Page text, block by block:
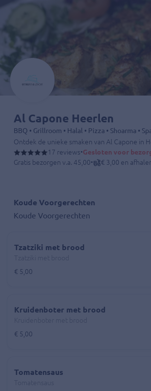
Al Capone Heerlen
Ontdek de unieke smaken van Al Capone in
17 reviews•Gesloten voor
Gratis bezorgen v.a. 45,00• € 3,00 en
Koude Voorgerechten
Koude Voorgerechten
Tzatziki met brood
€ 5,00
Kruidenboter met brood
€ 5,00
Tomatensaus